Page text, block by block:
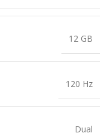
12 GB
120 Hz
Dual